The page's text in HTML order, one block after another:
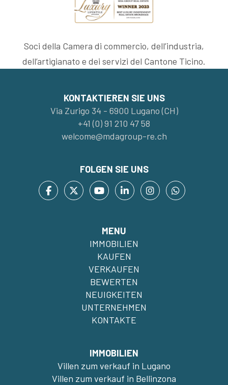
Soci della Camera di commercio, dell’industria,
dell’artigianato e dei servizi del Cantone Ticino.
KONTAKTIEREN SIE UNS
Via Zurigo 34 - 6900 Lugano (CH)
+41 (0) 91 210 47 58
welcome@mdagroup-re.ch
FOLGEN SIE UNS
MENU
IMMOBILIEN
KAUFEN
VERKAUFEN
BEWERTEN
NEUIGKEITEN
UNTERNEHMEN
KONTAKTE
IMMOBILIEN
Villen zum verkauf in Lugano
Villen zum verkauf in Bellinzona